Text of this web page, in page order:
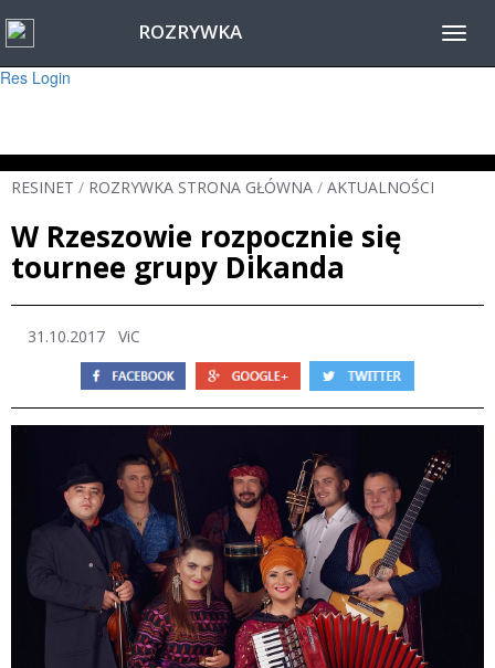
Warning
: session_start(): Failed to read session data: user (path: ) in
Res Login
ROZRYWKA
RESINET / ROZRYWKA STRONA GŁÓWNA / AKTUALNOŚCI
W Rzeszowie rozpocznie się
tournee grupy Dikanda
31.10.2017 ViC